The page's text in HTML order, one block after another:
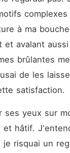
à ma
et avalant
brûlantes
de les
satisfaction.
ses yeux sur
et hâtif.
je risquai un